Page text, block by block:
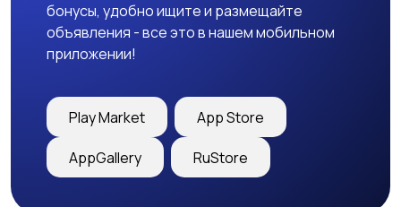
бонусы, удобно ищите и размещайте
объявления - все это в нашем мобильном
приложении!
Play Market App Store
AppGallery RuStore